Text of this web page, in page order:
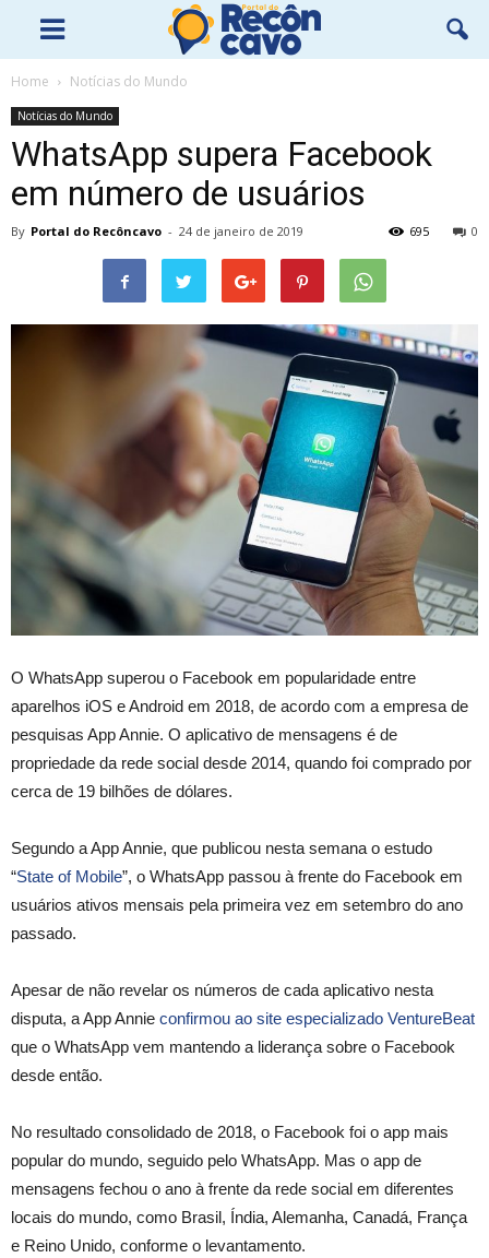
Home Notícias do Mundo
Notícias do Mundo
WhatsApp supera Facebook
em número de usuários
By Portal do Recôncavo - 24 de janeiro de 2019 0
695
O WhatsApp superou o Facebook em popularidade entre
aparelhos iOS e Android em 2018, de acordo com a empresa de
pesquisas App Annie. O aplicativo de mensagens é de
propriedade da rede social desde 2014, quando foi comprado por
cerca de 19 bilhões de dólares.
Segundo a App Annie, que publicou nesta semana o estudo
“State of Mobile”, o WhatsApp passou à frente do Facebook em
usuários ativos mensais pela primeira vez em setembro do ano
passado.
Apesar de não revelar os números de cada aplicativo nesta
disputa, a App Annie confirmou ao site especializado VentureBeat
que o WhatsApp vem mantendo a liderança sobre o Facebook
desde então.
No resultado consolidado de 2018, o Facebook foi o app mais
popular do mundo, seguido pelo WhatsApp. Mas o app de
mensagens fechou o ano à frente da rede social em diferentes
locais do mundo, como Brasil, Índia, Alemanha, Canadá, França
e Reino Unido, conforme o levantamento.